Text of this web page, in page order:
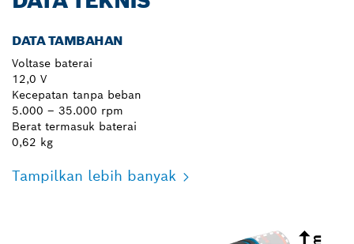
DATA TAMBAHAN
Voltase baterai
12,0 V
Kecepatan tanpa beban
5.000 – 35.000 rpm
Berat termasuk baterai
0,62 kg
Tampilkan lebih banyak